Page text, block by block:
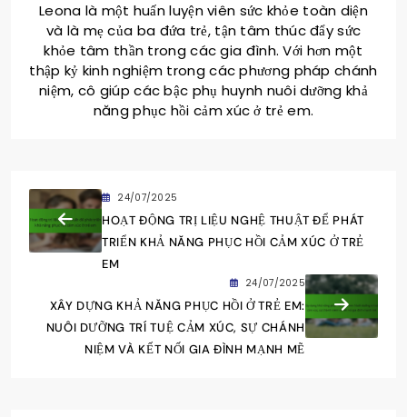
Leona là một huấn luyện viên sức khỏe toàn diện
và là mẹ của ba đứa trẻ, tận tâm thúc đẩy sức
khỏe tâm thần trong các gia đình. Với hơn một
thập kỷ kinh nghiệm trong các phương pháp chánh
niệm, cô giúp các bậc phụ huynh nuôi dưỡng khả
năng phục hồi cảm xúc ở trẻ em.
24/07/2025
HOẠT ĐỘNG TRỊ LIỆU NGHỆ THUẬT ĐỂ PHÁT
TRIỂN KHẢ NĂNG PHỤC HỒI CẢM XÚC Ở TRẺ
EM
24/07/2025
XÂY DỰNG KHẢ NĂNG PHỤC HỒI Ở TRẺ EM:
NUÔI DƯỠNG TRÍ TUỆ CẢM XÚC, SỰ CHÁNH
NIỆM VÀ KẾT NỐI GIA ĐÌNH MẠNH MẼ